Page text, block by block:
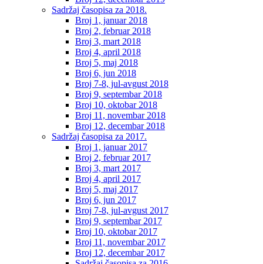
Sadržaj časopisa za 2018.
Broj 1, januar 2018
Broj 2, februar 2018
Broj 3, mart 2018
Broj 4, april 2018
Broj 5, maj 2018
Broj 6, jun 2018
Broj 7-8, jul-avgust 2018
Broj 9, septembar 2018
Broj 10, oktobar 2018
Broj 11, novembar 2018
Broj 12, decembar 2018
Sadržaj časopisa za 2017.
Broj 1, januar 2017
Broj 2, februar 2017
Broj 3, mart 2017
Broj 4, april 2017
Broj 5, maj 2017
Broj 6, jun 2017
Broj 7-8, jul-avgust 2017
Broj 9, septembar 2017
Broj 10, oktobar 2017
Broj 11, novembar 2017
Broj 12, decembar 2017